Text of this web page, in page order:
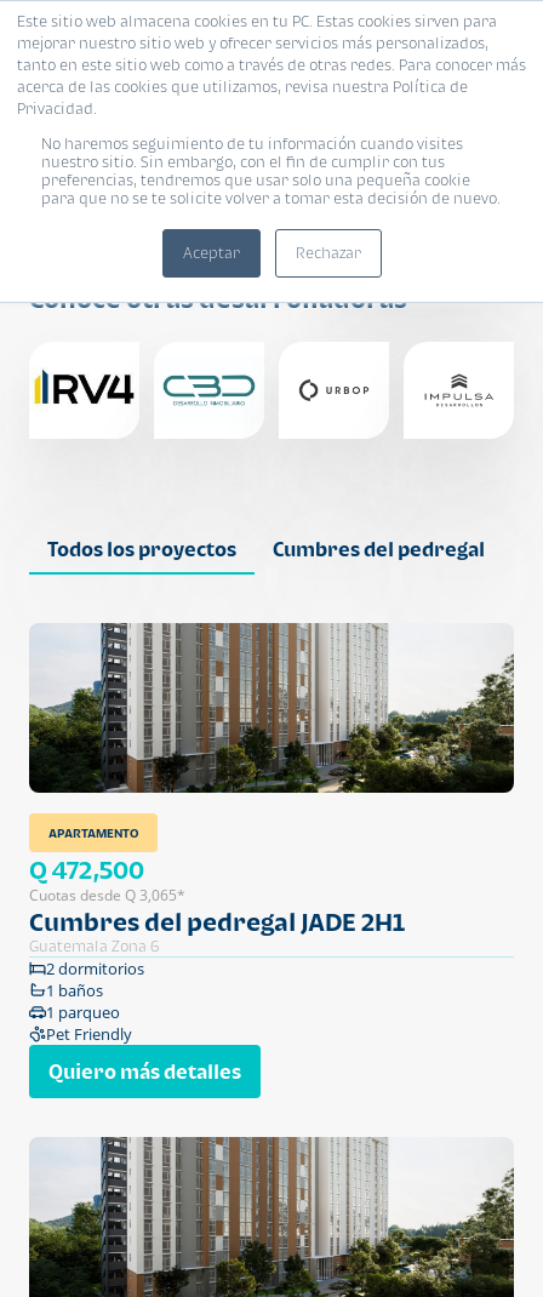
Este sitio web almacena cookies en tu PC. Estas cookies sirven para
mejorar nuestro sitio web y ofrecer servicios más personalizados,
tanto en este sitio web como a través de otras redes. Para conocer más
acerca de las cookies que utilizamos, revisa nuestra Política de
Privacidad.
No haremos seguimiento de tu información cuando visites
nuestro sitio. Sin embargo, con el fin de cumplir con tus
preferencias, tendremos que usar solo una pequeña cookie
para que no se te solicite volver a tomar esta decisión de nuevo.
Aceptar Rechazar
Conoce otras desarrolladoras
Todos los proyectos Cumbres del pedregal
APARTAMENTO
Q 472,500
Cuotas desde Q 3,065*
Cumbres del pedregal JADE 2H1
Guatemala Zona 6
2 dormitorios
1 baños
1 parqueo
Pet Friendly
Quiero más detalles